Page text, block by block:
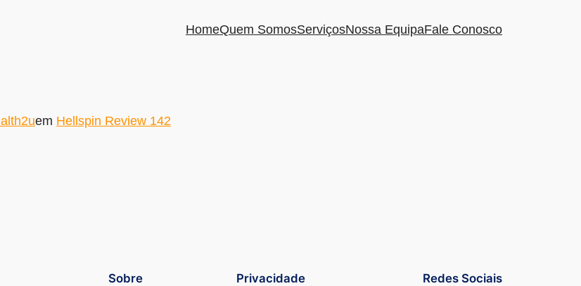
HomeQuem SomosServiçosNossa EquipaFale Conosco
em Hellspin Review 142
Sobre Privacidade Redes Sociais